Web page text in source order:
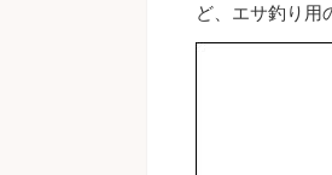
ど、エサ釣り用